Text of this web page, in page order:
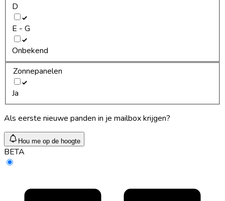
D
E - G
Onbekend
Zonnepanelen
Ja
Als eerste nieuwe panden in je mailbox krijgen?
Hou me op de hoogte
BETA